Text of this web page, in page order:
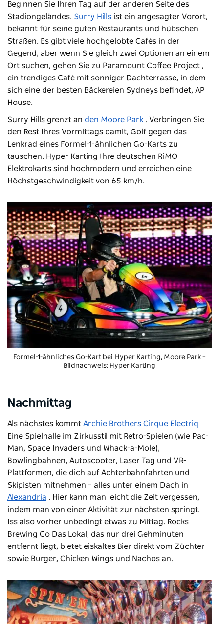
Beginnen Sie Ihren Tag auf der anderen Seite des
Stadiongeländes. Surry Hills ist ein angesagter Vorort,
bekannt für seine guten Restaurants und hübschen
Straßen. Es gibt viele hochgelobte Cafés in der
Gegend, aber wenn Sie gleich zwei Optionen an einem
Ort suchen, gehen Sie zu Paramount Coffee Project ,
ein trendiges Café mit sonniger Dachterrasse, in dem
sich eine der besten Bäckereien Sydneys befindet, AP
House.
Surry Hills grenzt an den Moore Park . Verbringen Sie
den Rest Ihres Vormittags damit, Golf gegen das
Lenkrad eines Formel-1-ähnlichen Go-Karts zu
tauschen. Hyper Karting Ihre deutschen RiMO-
Elektrokarts sind hochmodern und erreichen eine
Höchstgeschwindigkeit von 65 km/h.
Formel-1-ähnliches Go-Kart bei Hyper Karting, Moore Park –
Bildnachweis: Hyper Karting
Nachmittag
Als nächstes kommt Archie Brothers Cirque Electriq
Eine Spielhalle im Zirkusstil mit Retro-Spielen (wie Pac-
Man, Space Invaders und Whack-a-Mole),
Bowlingbahnen, Autoscooter, Laser Tag und VR-
Plattformen, die dich auf Achterbahnfahrten und
Skipisten mitnehmen – alles unter einem Dach in
Alexandria . Hier kann man leicht die Zeit vergessen,
indem man von einer Aktivität zur nächsten springt.
Iss also vorher unbedingt etwas zu Mittag. Rocks
Brewing Co Das Lokal, das nur drei Gehminuten
entfernt liegt, bietet eiskaltes Bier direkt vom Züchter
sowie Burger, Chicken Wings und Nachos an.